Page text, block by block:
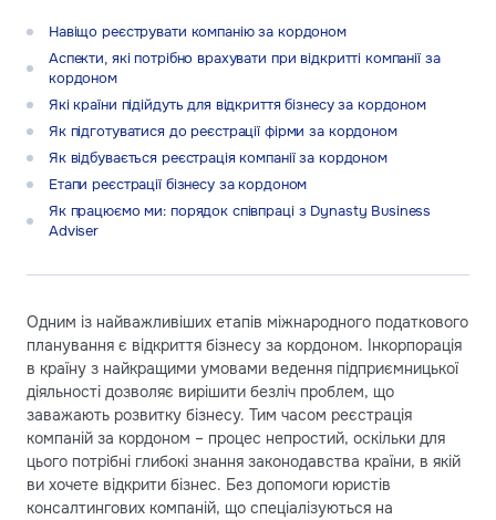
Навіщо реєструвати компанію за кордоном
Аспекти, які потрібно врахувати при відкритті компанії за
кордоном
Які країни підійдуть для відкриття бізнесу за кордоном
Як підготуватися до реєстрації фірми за кордоном
Як відбувається реєстрація компанії за кордоном
Етапи реєстрації бізнесу за кордоном
Як працюємо ми: порядок співпраці з Dynasty Business
Adviser
Одним із найважливіших етапів міжнародного податкового
планування є відкриття бізнесу за кордоном. Інкорпорація
в країну з найкращими умовами ведення підприємницької
діяльності дозволяє вирішити безліч проблем, що
заважають розвитку бізнесу. Тим часом реєстрація
компаній за кордоном – процес непростий, оскільки для
цього потрібні глибокі знання законодавства країни, в якій
ви хочете відкрити бізнес. Без допомоги юристів
консалтингових компаній, що спеціалізуються на